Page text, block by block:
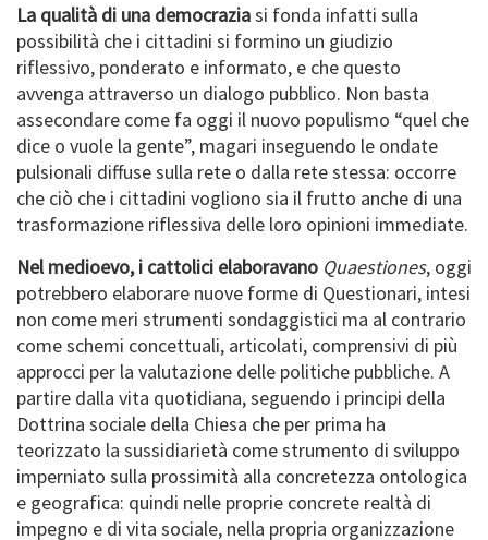
La qualità di una democraziasi fonda infatti sulla
possibilità che i cittadini si formino un giudizio
riflessivo, ponderato e informato, e che questo
avvenga attraverso un dialogo pubblico. Non basta
assecondare come fa oggi il nuovo populismo “quel che
dice o vuole la gente”, magari inseguendo le ondate
pulsionali diffuse sulla rete o dalla rete stessa: occorre
che ciò che i cittadini vogliono sia il frutto anche di una
trasformazione riflessiva delle loro opinioni immediate.
Nel medioevo, i cattolici elaboravano Quaestiones, oggi
potrebbero elaborare nuove forme di Questionari, intesi
non come meri strumenti sondaggistici ma al contrario
come schemi concettuali, articolati, comprensivi di più
approcci per la valutazione delle politiche pubbliche. A
partire dalla vita quotidiana, seguendo i principi della
Dottrina sociale della Chiesa che per prima ha
teorizzato la sussidiarietà come strumento di sviluppo
imperniato sulla prossimità alla concretezza ontologica
e geografica: quindi nelle proprie concrete realtà di
impegno e di vita sociale, nella propria organizzazione